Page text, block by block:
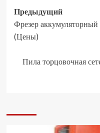
Навигация
записи
Предыдущий
Фрезер
(Цены)
Пила торцовочная